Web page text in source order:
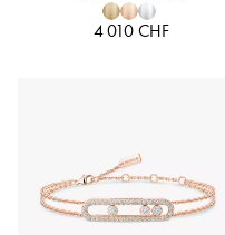
4 010 CHF